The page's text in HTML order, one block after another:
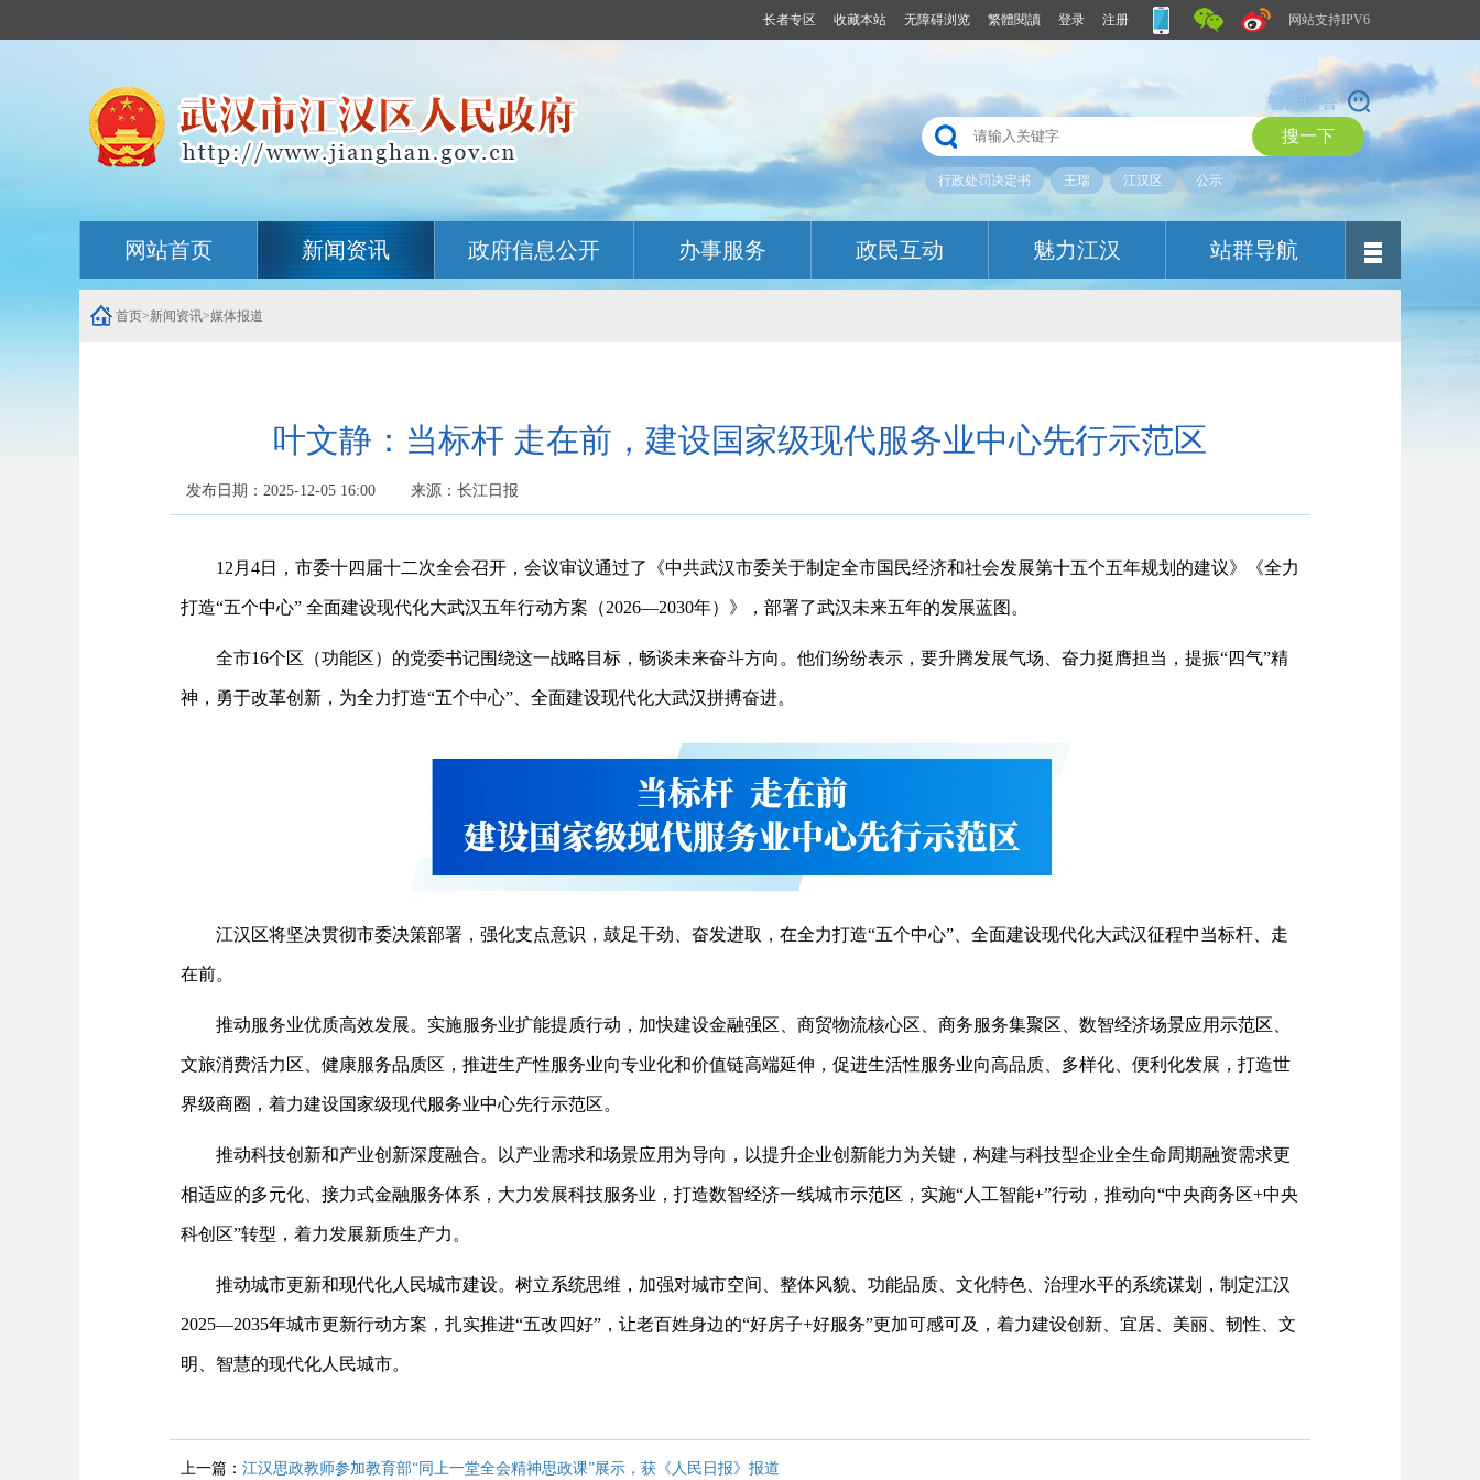
长者专区 收藏本站 无障碍浏览 繁體閱讀 登录 注册 网站支持IPV6
智能问答
行政处罚决定书 王瑞 江汉区 公示
导
航
定
网站首页 新闻资讯 政府信息公开 办事服务 政民互动 魅力江汉 站群导航
首页>新闻资讯>媒体报道
叶文静：当标杆 走在前，建设国家级现代服务业中心先行示范区
发布日期：2025-12-05 16:00 来源：长江日报
12月4日，市委十四届十二次全会召开，会议审议通过了《中共武汉市委关于制定全市国民经济和社会发展第十五个五年规划的建议》《全力
打造“五个中心” 全面建设现代化大武汉五年行动方案（2026—2030年）》，部署了武汉未来五年的发展蓝图。
全市16个区（功能区）的党委书记围绕这一战略目标，畅谈未来奋斗方向。他们纷纷表示，要升腾发展气场、奋力挺膺担当，提振“四气”精
神，勇于改革创新，为全力打造“五个中心”、全面建设现代化大武汉拼搏奋进。
江汉区将坚决贯彻市委决策部署，强化支点意识，鼓足干劲、奋发进取，在全力打造“五个中心”、全面建设现代化大武汉征程中当标杆、走
在前。
推动服务业优质高效发展。实施服务业扩能提质行动，加快建设金融强区、商贸物流核心区、商务服务集聚区、数智经济场景应用示范区、
文旅消费活力区、健康服务品质区，推进生产性服务业向专业化和价值链高端延伸，促进生活性服务业向高品质、多样化、便利化发展，打造世
界级商圈，着力建设国家级现代服务业中心先行示范区。
推动科技创新和产业创新深度融合。以产业需求和场景应用为导向，以提升企业创新能力为关键，构建与科技型企业全生命周期融资需求更
相适应的多元化、接力式金融服务体系，大力发展科技服务业，打造数智经济一线城市示范区，实施“人工智能+”行动，推动向“中央商务区+中央
科创区”转型，着力发展新质生产力。
推动城市更新和现代化人民城市建设。树立系统思维，加强对城市空间、整体风貌、功能品质、文化特色、治理水平的系统谋划，制定江汉
2025—2035年城市更新行动方案，扎实推进“五改四好”，让老百姓身边的“好房子+好服务”更加可感可及，着力建设创新、宜居、美丽、韧性、文
明、智慧的现代化人民城市。
上一篇： 江汉思政教师参加教育部“同上一堂全会精神思政课”展示，获《人民日报》报道